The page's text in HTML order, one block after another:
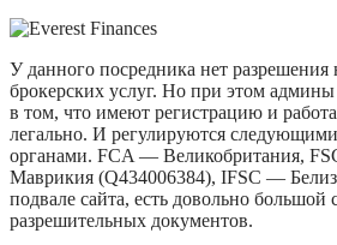
У данного посредника нет разрешения
брокерских услуг. Но при этом админы
в том, что имеют регистрацию и
легально. И регулируются
органами. FCA — Великобритания,
Маврикия (Q434006384), IFSC —
подвале сайта, есть довольно большой
разрешительных документов.